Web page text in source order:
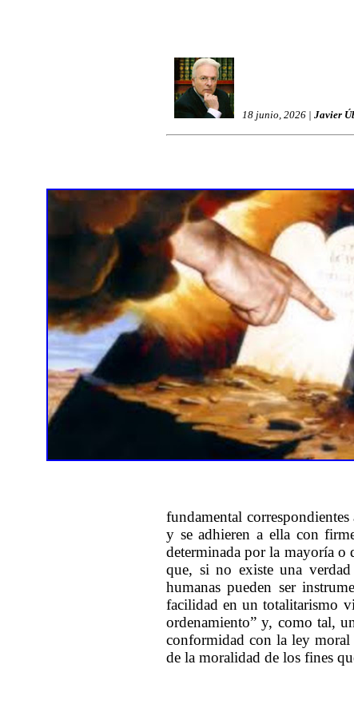
18 junio, 2026 | Javier
fundamental
y se adhieren a ella con
determinada por la mayoría o
que, si no existe una
humanas pueden ser
facilidad en un totalitarismo
ordenamiento” y, como tal,
conformidad con la ley moral
de la moralidad de los fines